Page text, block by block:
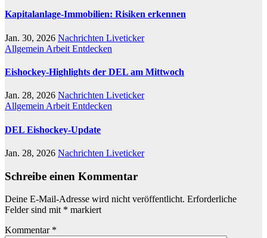
Kapitalanlage-Immobilien: Risiken erkennen
Jan. 30, 2026 Nachrichten Liveticker
Allgemein Arbeit Entdecken
Eishockey-Highlights der DEL am Mittwoch
Jan. 28, 2026 Nachrichten Liveticker
Allgemein Arbeit Entdecken
DEL Eishockey-Update
Jan. 28, 2026 Nachrichten Liveticker
Schreibe einen Kommentar
Deine E-Mail-Adresse wird nicht veröffentlicht. Erforderliche
Felder sind mit * markiert
Kommentar *